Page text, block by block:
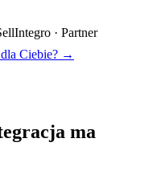
· Partner
Ciebie? →
ma